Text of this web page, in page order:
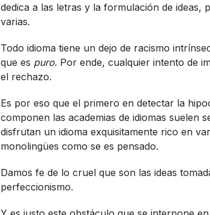
dedica a las letras y la formulación de ideas,
varias.
Todo idioma tiene un dejo de racismo
que es puro. Por ende, cualquier intento de
el rechazo.
Es por eso que el primero en detectar la
componen las academias de idiomas suelen
disfrutan un idioma exquisitamente rico en
monolingües como se es pensado.
Damos fe de lo cruel que son las ideas
perfeccionismo.